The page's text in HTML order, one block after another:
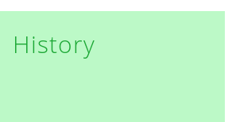
History